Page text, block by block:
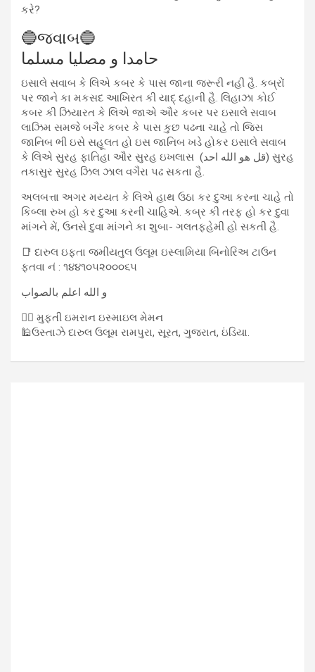
કરે?
🔵જવાબ🔵
حامدا و مصلیا مسلما
ઇસાલે સવાબ કે લિએ કબર કે પાસ જાના જરૂરી નહીં હૈ. કબ્રોં
પર જાને કા મકસદ આખિરત કી યાદ્ દહાની હૈ. લિહાઝા કોઈ
કબર કી ઝિયારત કે લિએ જાએ ઔર કબર પર ઇસાલે સવાબ
લાઝિમ સમજે બગૈર કબર કે પાસ કુછ પઢના ચાહે તો જિસ
જાનિબ ભી ઇસે સહૂલત હો ઇસ જાનિબ ખડે હોકર ઇસાલે સવાબ
કે લિએ સુરહ ફાતિહા ઔર સુરહ ઇખલાસ (قل هو الله احد) સુરહ
તકાસુર સુરહ ઝિલ ઝાલ વગૈરા પઢ સકતા હૈ.
અલબત્તા અગર મય્યત કે લિએ હાથ ઉઠા કર દુઆ કરના ચાહે તો
કિબ્લા રુખ હો કર દુઆ કરની ચાહિએ. કબ્ર કી તરફ હો કર દુવા
માંગને મેં, ઉનસે દુવા માંગને કા શુબા- ગલતફહેમી હો સકતી હૈ.
📑 દારુલ ઇફ્તા જમીયતુલ ઉલૂમ ઇસ્લામિયા બિનોરિઅ ટાઉન
ફતવા નં : ૧૪૪૧૦૫૨૦૦૦૬૫
و الله اعلم بالصواب
✍🏻 મુફ્તી ઇમરાન ઇસ્માઇલ મેમન
🕌ઉસ્તાઝે દારુલ ઉલૂમ રામપુરા, સૂરત, ગુજરાત, ઇંડિયા.